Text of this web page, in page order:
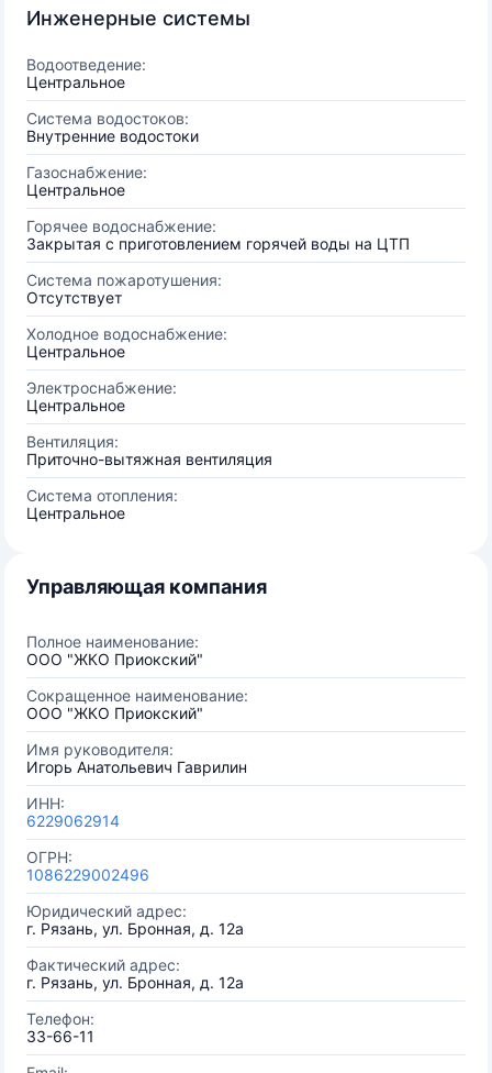
Инженерные системы
Водоотведение:
Центральное
Система водостоков:
Внутренние водостоки
Газоснабжение:
Центральное
Горячее водоснабжение:
Закрытая с приготовлением горячей воды на ЦТП
Система пожаротушения:
Отсутствует
Холодное водоснабжение:
Центральное
Электроснабжение:
Центральное
Вентиляция:
Приточно-вытяжная вентиляция
Система отопления:
Центральное
Управляющая компания
Полное наименование:
ООО "ЖКО Приокский"
Сокращенное наименование:
ООО "ЖКО Приокский"
Имя руководителя:
Игорь Анатольевич Гаврилин
ИНН:
6229062914
ОГРН:
1086229002496
Юридический адрес:
г. Рязань, ул. Бронная, д. 12а
Фактический адрес:
г. Рязань, ул. Бронная, д. 12а
Телефон:
33-66-11